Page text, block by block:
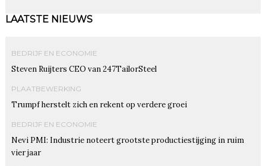
LAATSTE NIEUWS
BEDRIJF EN ECONOMIE
Steven Ruijters CEO van 247TailorSteel
PLAATBEWERKING
Trumpf herstelt zich en rekent op verdere groei
BEDRIJF EN ECONOMIE
Nevi PMI: Industrie noteert grootste productiestijging in ruim
vier jaar